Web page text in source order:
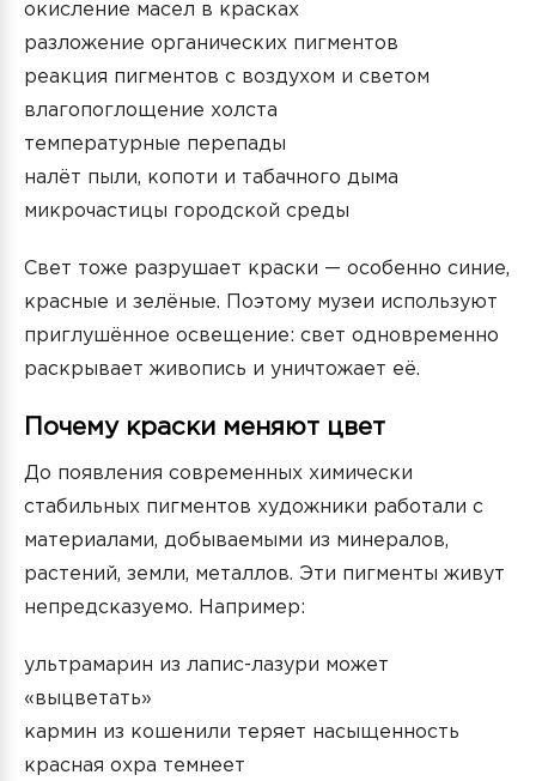
окисление масел в красках
разложение органических пигментов
реакция пигментов с воздухом и светом
влагопоглощение холста
температурные перепады
налёт пыли, копоти и табачного дыма
микрочастицы городской среды
Свет тоже разрушает краски — особенно синие,
красные и зелёные. Поэтому музеи используют
приглушённое освещение: свет одновременно
раскрывает живопись и уничтожает её.
Почему краски меняют цвет
До появления современных химически
стабильных пигментов художники работали с
материалами, добываемыми из минералов,
растений, земли, металлов. Эти пигменты живут
непредсказуемо. Например:
ультрамарин из лапис-лазури может
«выцветать»
кармин из кошенили теряет насыщенность
красная охра темнеет